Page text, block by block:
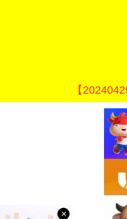
【
×